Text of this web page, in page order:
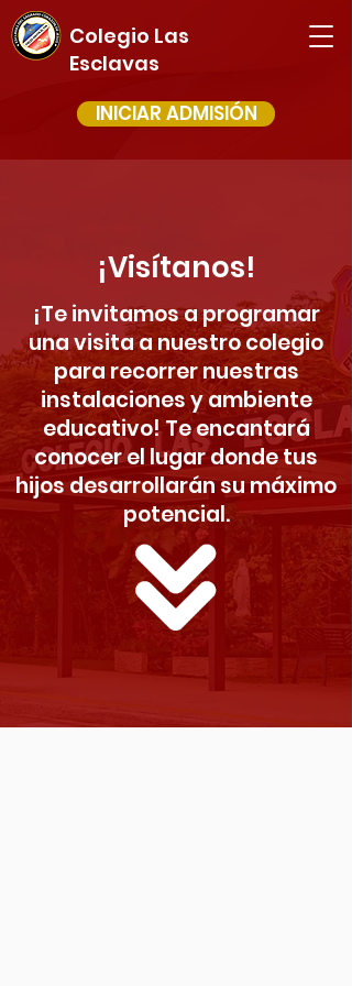
Colegio Las
Esclavas
INICIAR ADMISIÓN
¡Visítanos!
¡Te invitamos a programar
unavisita a nuestro colegio
para recorrer nuestras
instalaciones y ambiente
educativo! Te encantará
conocer el lugar donde tus
hijos desarrollarán su máximo
potencial.